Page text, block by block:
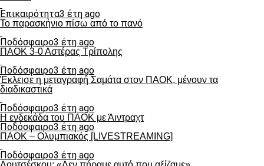
Επικαιρότητα3 έτη ago
Το παρασκήνιο πίσω από το πανό
Ποδόσφαιρο3 έτη ago
ΠΑΟΚ 3-0 Αστέρας Τρίπολης
Ποδόσφαιρο3 έτη ago
Έκλεισε η μεταγραφή Σαμάτα στον ΠΑΟΚ, μένουν τα
διαδικαστικά
Ποδόσφαιρο3 έτη ago
Η ενδεκάδα του ΠΑΟΚ με Άιντραχτ
Ποδόσφαιρο3 έτη ago
ΠΑΟΚ – Ολυμπιακός [LIVESTREAMING]
Ποδόσφαιρο3 έτη ago